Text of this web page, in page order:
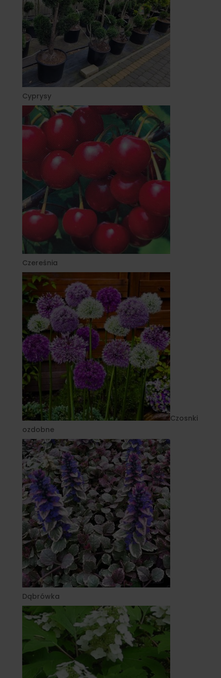
Cyprysy
Czereśnia
Czosnki
ozdobne
Dąbrówka